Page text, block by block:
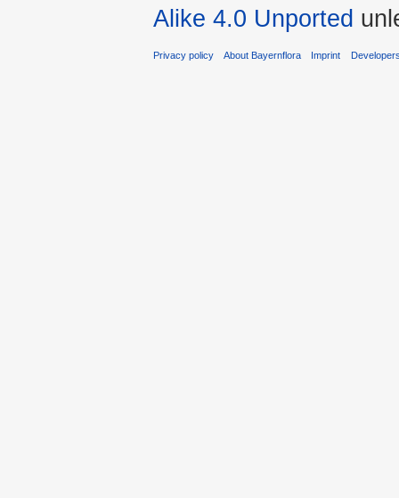
Alike 4.0 Unported
Privacy policy About Bayernflora Imprint